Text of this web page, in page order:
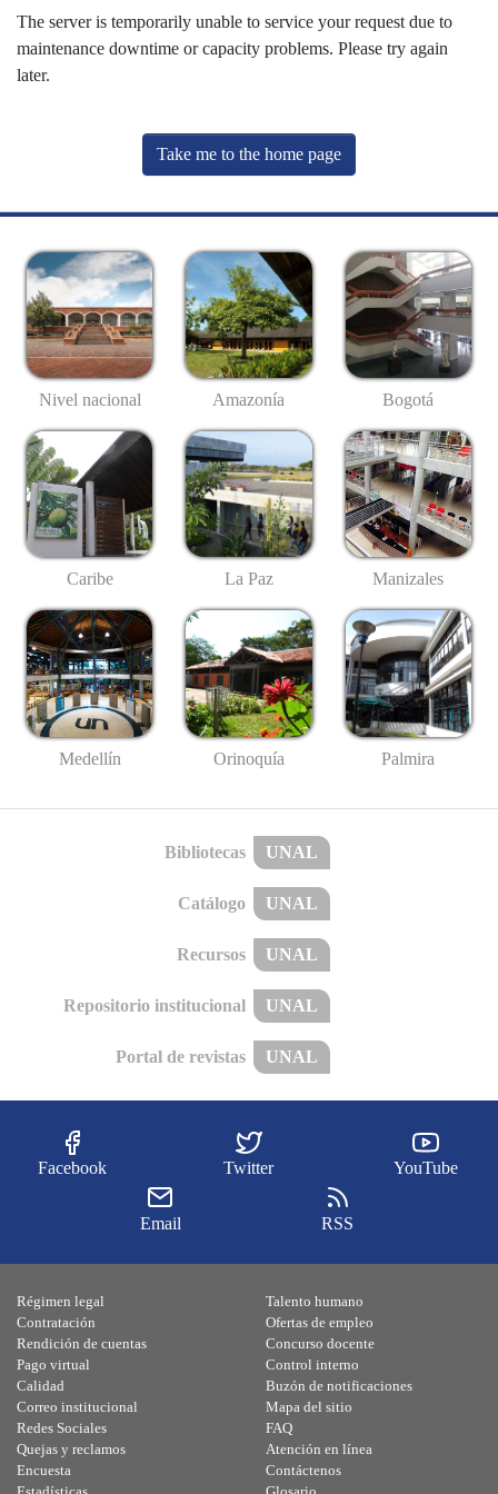
The server is temporarily unable to service your request due to
maintenance downtime or capacity problems. Please try again
later.
Take me to the home page
Nivel nacional Amazonía Bogotá
Caribe La Paz Manizales
Medellín Orinoquía Palmira
Bibliotecas UNAL
Catálogo UNAL
Recursos UNAL
Repositorio institucional UNAL
Portal de revistas UNAL
Facebook Twitter YouTube
Email RSS
Régimen legal
Contratación
Rendición de cuentas
Pago virtual
Calidad
Talento humano
Ofertas de empleo
Concurso docente
Control interno
Buzón de notificaciones
Correo institucional
Redes Sociales
Quejas y reclamos
Encuesta
Mapa del sitio
FAQ
Atención en línea
Contáctenos